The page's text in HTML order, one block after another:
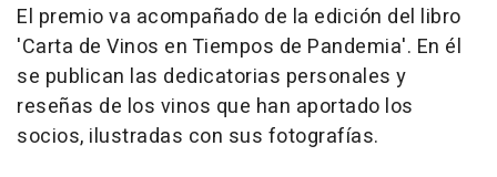
El premio va acompañado de la edición del libro
'Carta de Vinos en Tiempos de Pandemia'. En él
se publican las dedicatorias personales y
reseñas de los vinos que han aportado los
socios, ilustradas con sus fotografías.